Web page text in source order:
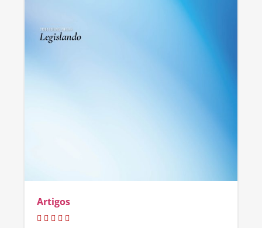
Artigos